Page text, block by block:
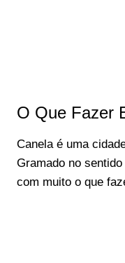
O Que Fazer
Canela é uma
Gramado no
com muito o que